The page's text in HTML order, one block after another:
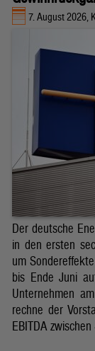
7. August 2026,
Der deutsche
in den ersten
um
bis Ende Juni
Unternehmen
rechne der
EBITDA